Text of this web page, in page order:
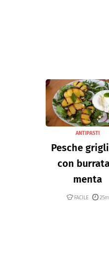
ANTIPASTI
Pesche
con
menta
FACILE 25m